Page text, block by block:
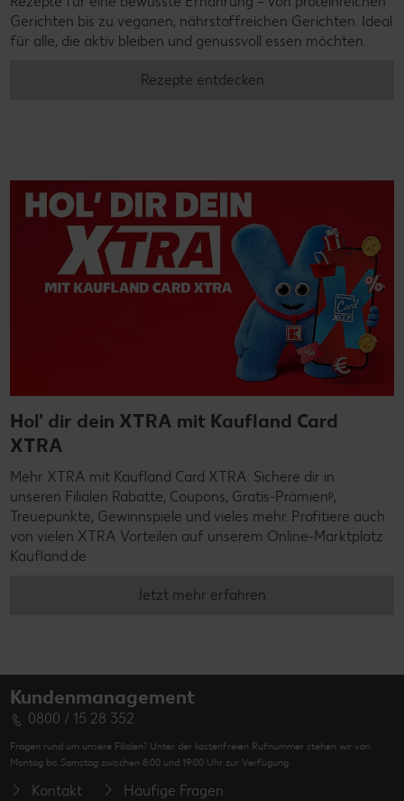
Gerichten bis zu veganen, nährstoffreichen Gerichten. Ideal
für alle, die aktiv bleiben und genussvoll essen möchten.
Rezepte entdecken
Hol' dir dein XTRA mit Kaufland Card
XTRA
Mehr XTRA mit Kaufland Card XTRA: Sichere dir in
unseren Filialen Rabatte, Coupons, Gratis-Prämienᵖ,
Treuepunkte, Gewinnspiele und vieles mehr. Profitiere auch
von vielen XTRA Vorteilen auf unserem Online-Marktplatz
Kaufland.de
Jetzt mehr erfahren
Kundenmanagement
0800 / 15 28 352
Fragen rund um unsere Filialen? Unter der kostenfreien Rufnummer stehen wir von
Montag bis Samstag zwischen 8:00 und 19:00 Uhr zur Verfügung.
Kontakt Häufige Fragen